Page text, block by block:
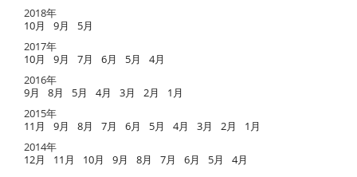
2018年
10月
9月
5月
2017年
10月
9月 7月 6月 5月
4月
2016年
9月
8月 5月 4月 3月 2月
1月
2015年
11月
9月 8月 7月 6月 5月 4月 3月 2月
1月
2014年
12月
11月 10月 9月 8月 7月 6月 5月 4月